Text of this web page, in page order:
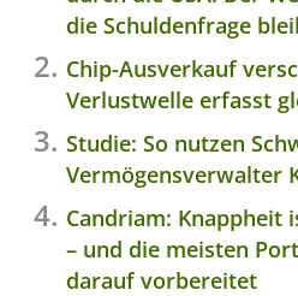
die Schuldenfrage
Chip-Ausverkauf
Verlustwelle erfasst
Studie: So nutzen
Vermögensverwalter
Candriam: Knappheit
– und die meisten
darauf vorbereitet